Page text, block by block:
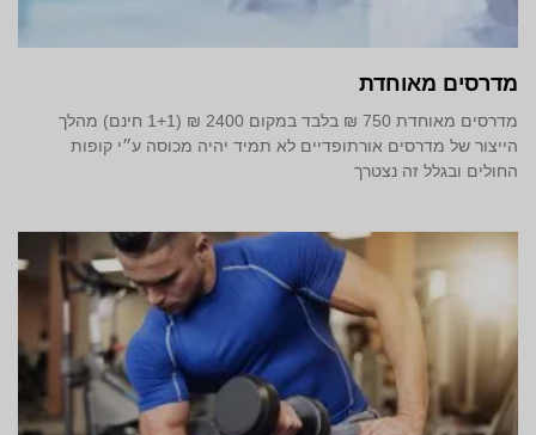
מדרסים מאוחדת
מדרסים מאוחדת 750 ₪ בלבד במקום 2400 ₪ (1+1 חינם) מהלך
הייצור של מדרסים אורתופדיים לא תמיד יהיה מכוסה ע״י קופות
החולים ובגלל זה נצטרך